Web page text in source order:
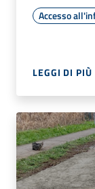
Accesso
LEGGI DI PIÙ